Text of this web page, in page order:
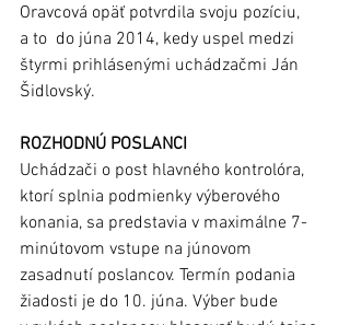
Oravcová opäť potvrdila svoju pozíciu,
a to  do júna 2014, kedy uspel medzi
štyrmi prihlásenými uchádzačmi Ján
Šidlovský.
ROZHODNÚ POSLANCI
Uchádzači o post hlavného kontrolóra,
ktorí splnia podmienky výberového
konania, sa predstavia v maximálne 7-
minútovom vstupe na júnovom
zasadnutí poslancov. Termín podania
žiadosti je do 10. júna. Výber bude